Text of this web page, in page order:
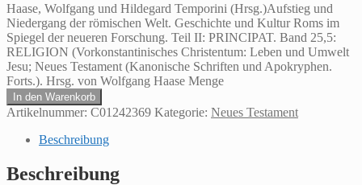
Haase, Wolfgang und Hildegard Temporini (Hrsg.)Aufstieg und
Niedergang der römischen Welt. Geschichte und Kultur Roms im
Spiegel der neueren Forschung. Teil II: PRINCIPAT. Band 25,5:
RELIGION (Vorkonstantinisches Christentum: Leben und Umwelt
Jesu; Neues Testament (Kanonische Schriften und Apokryphen.
Forts.). Hrsg. von Wolfgang Haase Menge
In den Warenkorb
Artikelnummer: C01242369 Kategorie: Neues Testament
Beschreibung
Beschreibung